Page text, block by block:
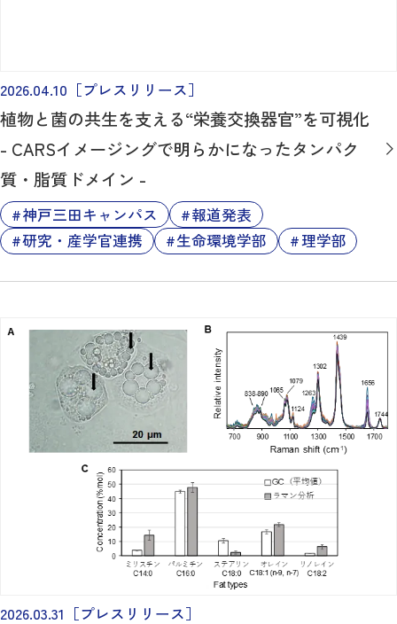
2026.04.10 ［プレスリリース］
植物と菌の共生を支える“栄養交換器官”を可視化
- CARSイメージングで明らかになったタンパク
質・脂質ドメイン -
神戸三田キャンパス
報道発表
研究・産学官連携
生命環境学部 理学部
2026.03.31 ［プレスリリース］